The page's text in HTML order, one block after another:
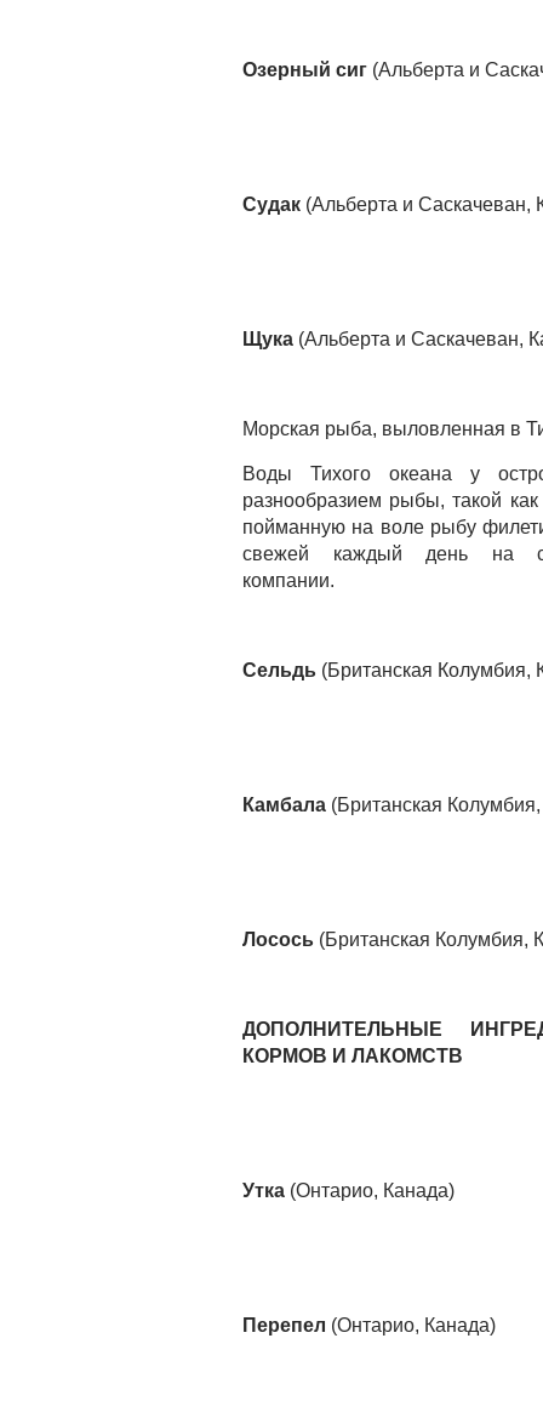
Озерный сиг (Альберта и
Судак (Альберта и Саскачеван,
Щука (Альберта и Саскачеван,
Морская рыба, выловленная в
Воды Тихого океана у
разнообразием рыбы, такой
пойманную на воле рыбу
свежей каждый день на
компании.
Сельдь (Британская Колумбия,
Камбала (Британская
Лосось (Британская Колумбия,
ДОПОЛНИТЕЛЬНЫЕ
КОРМОВ И ЛАКОМСТВ
Утка (Онтарио, Канада)
Перепел (Онтарио, Канада)